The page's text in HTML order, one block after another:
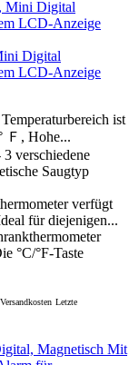
Digital
LCD-Anzeige
ist
Ｆ, Hohe...
3 verschiedene
Saugtyp
verfügt
für diejenigen...
°C/°F-Taste
Letzte